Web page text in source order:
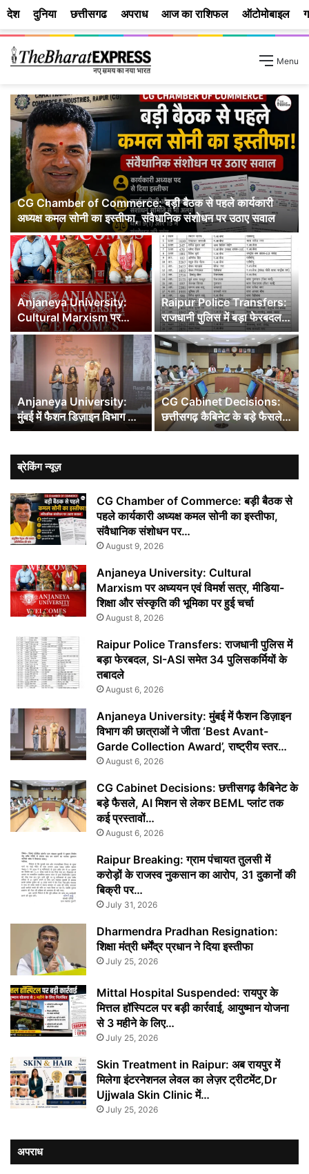
Menu
CG Chamber of Commerce: बड़ी बैठक से पहले कार्यकारी
अध्यक्ष कमल सोनी का इस्तीफा, संवैधानिक संशोधन पर उठाए सवाल
Anjaneya University:
Cultural Marxism पर
अध्ययन एवं विमर्श सत्र, मीडिया-
शिक्षा और संस्कृति की भूमिका पर
हुई चर्चा
Raipur Police Transfers:
राजधानी पुलिस में बड़ा फेरबदल,
SI-ASI समेत 34 पुलिसकर्मियों
के तबादले
Anjaneya University:
मुंबई में फैशन डिज़ाइन विभाग की
छात्राओं ने जीता ‘Best
Award’, राष्ट्रीय स्तर पर
बढ़ाया प्रदेश का मान
CG Cabinet Decisions:
छत्तीसगढ़ कैबिनेट के बड़े फैसले,
AI मिशन से लेकर BEML प्लांट
ब्रेकिंग न्यूज़
CG Chamber of Commerce: बड़ी बैठक से
पहले कार्यकारी अध्यक्ष कमल सोनी का इस्तीफा,
संवैधानिक संशोधन पर…
August 9, 2026
Anjaneya University: Cultural
Marxism पर अध्ययन एवं विमर्श सत्र, मीडिया-
शिक्षा और संस्कृति की भूमिका पर हुई चर्चा
August 8, 2026
Raipur Police Transfers: राजधानी पुलिस में
बड़ा फेरबदल, SI-ASI समेत 34 पुलिसकर्मियों के
तबादले
August 6, 2026
Anjaneya University: मुंबई में फैशन डिज़ाइन
विभाग की छात्राओं ने जीता ‘Best Avant-
Garde Collection Award’, राष्ट्रीय स्तर…
August 6, 2026
CG Cabinet Decisions: छत्तीसगढ़ कैबिनेट के
बड़े फैसले, AI मिशन से लेकर BEML प्लांट तक
कई प्रस्तावों…
August 6, 2026
Raipur Breaking: ग्राम पंचायत तुलसी में
करोड़ों के राजस्व नुकसान का आरोप, 31 दुकानों की
बिक्री पर…
July 31, 2026
Dharmendra Pradhan Resignation:
शिक्षा मंत्री धर्मेंद्र प्रधान ने दिया इस्तीफा
July 25, 2026
Mittal Hospital Suspended: रायपुर के
मित्तल हॉस्पिटल पर बड़ी कार्रवाई, आयुष्मान योजना
से 3 महीने के लिए…
July 25, 2026
Skin Treatment in Raipur: अब रायपुर में
मिलेगा इंटरनेशनल लेवल का लेज़र ट्रीटमेंट,Dr
Ujjwala Skin Clinic में…
July 25, 2026
अपराध
देश दुनिया छत्तीसगढ अपराध आज का राशिफल ऑटोमोबाइल